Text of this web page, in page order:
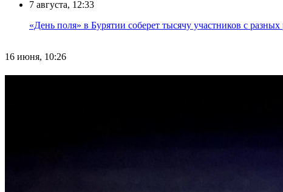
7 августа, 12:33
«День поля» в Бурятии соберет тысячу участников с
16 июня, 10:26